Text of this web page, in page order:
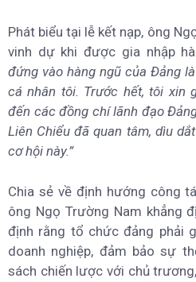
Phát biểu tại lễ kết nạp, ông
vinh dự khi được gia nhập
đứng vào hàng ngũ của Đảng
cá nhân tôi. Trước hết, tôi xin
đến các đồng chí lãnh đạo
Liên Chiểu đã quan tâm, dìu
cơ hội này.”
Chia sẻ về định hướng công
ông Ngọ Trường Nam khẳng
định rằng tổ chức đảng phải
doanh nghiệp, đảm bảo sự
sách chiến lược với chủ